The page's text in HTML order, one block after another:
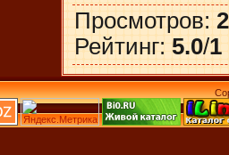
Просмотров:
Рейтинг: 5.0/1